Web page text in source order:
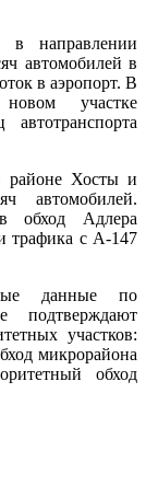
в направлении
автомобилей в
в аэропорт. В
участке
районе Хосты и
автомобилей.
в обход Адлера
трафика с А-147
данные по
подтверждают
участков:
микрорайона
обход